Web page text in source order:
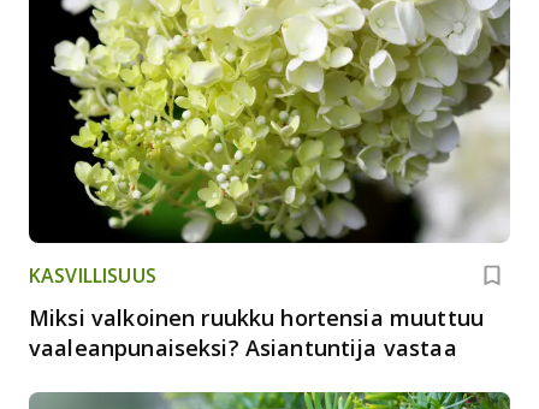
KASVILLISUUS
Miksi valkoinen ruukku hortensia muuttuu
vaaleanpunaiseksi? Asiantuntija vastaa